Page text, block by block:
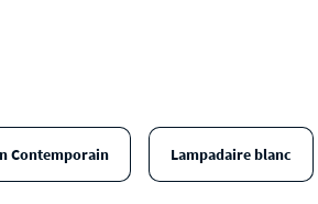
Contemporain Lampadaire blanc